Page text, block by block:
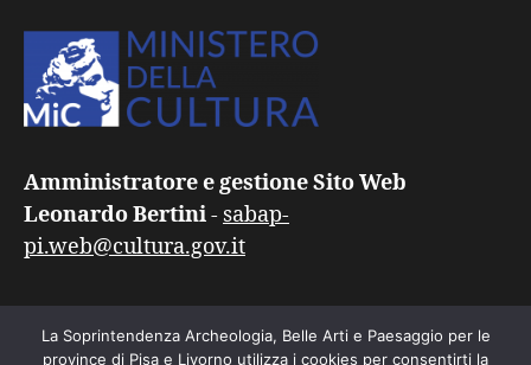
Amministratore e gestione Sito Web
Leonardo Bertini- sabap-
pi.web@cultura.gov.it
La Soprintendenza Archeologia, Belle Arti e Paesaggio per le
province di Pisa e Livorno utilizza i cookies per consentirti la